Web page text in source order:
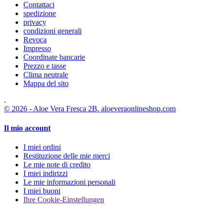
Contattaci
spedizione
privacy
condizioni generali
Revoca
Impresso
Coordinate bancarie
Prezzo e tasse
Clima neutrale
Mappa del sito
.
© 2026 - Aloe Vera Fresca 2B. aloeveraonlineshop.com
Il mio account
I miei ordini
Restituzione delle mie merci
Le mie note di credito
I miei indirizzi
Le mie informazioni personali
I miei buoni
Ihre Cookie-Einstellungen